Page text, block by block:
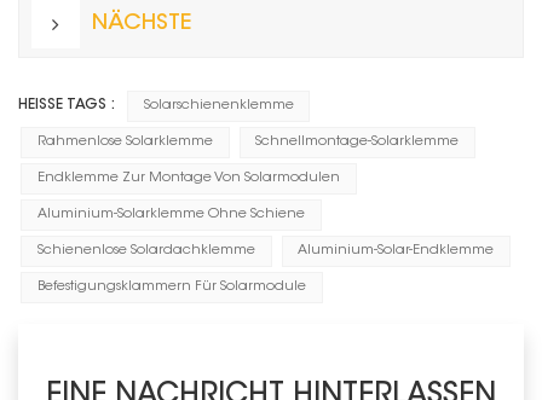
NÄCHSTE
HEISSE TAGS : Solarschienenklemme
Rahmenlose Solarklemme Schnellmontage-Solarklemme
Endklemme Zur Montage Von Solarmodulen
Aluminium-Solarklemme Ohne Schiene
Schienenlose Solardachklemme Aluminium-Solar-Endklemme
Befestigungsklammern Für Solarmodule